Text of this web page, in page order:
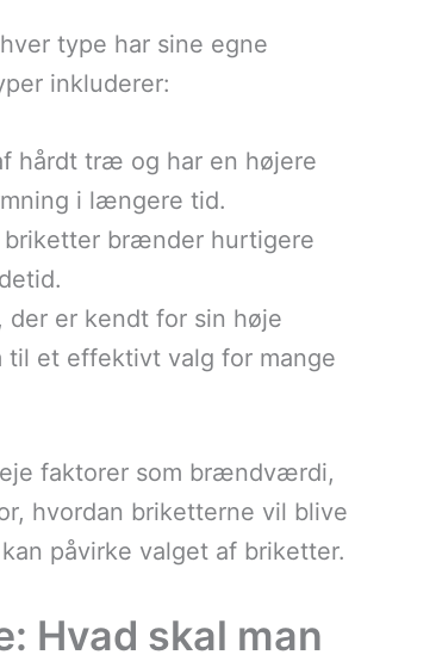
type har sine egne
inkluderer:
hårdt træ og har en højere
i længere tid.
brænder hurtigere
er kendt for sin høje
et effektivt valg for mange
faktorer som brændværdi,
hvordan briketterne vil blive
påvirke valget af briketter.
Hvad skal man